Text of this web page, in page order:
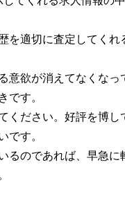
を適切に査定してくれ
意欲が消えてなくなっ
です。
ください。好評を博し
です。
るのであれば、早急